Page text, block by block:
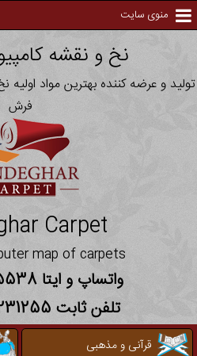
منوی سایت
نخ و نقشه
تولید و عرضه کننده بهترین مواد
فرش
Carpet
map of carpets
واتساپ و ایتا 09149655538
تلفن ثابت 52231255 - 041
قرآنی و مذهبی